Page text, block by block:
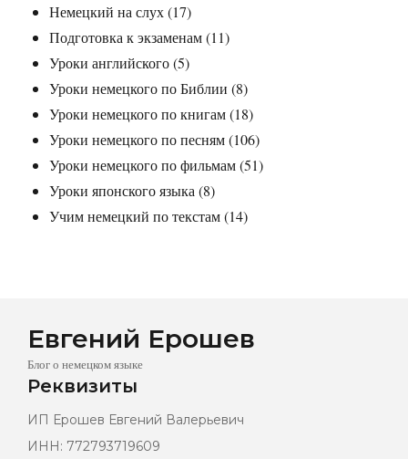
Немецкий на слух(17)
Подготовка к экзаменам(11)
Уроки английского(5)
Уроки немецкого по Библии (8)
Уроки немецкого по книгам(18)
Уроки немецкого по песням(106)
Уроки немецкого по фильмам(51)
Уроки японского языка (8)
Учим немецкий по текстам(14)
Евгений Ерошев
Блог о немецком языке
Реквизиты
ИП Ерошев Евгений Валерьевич
ИНН: 772793719609